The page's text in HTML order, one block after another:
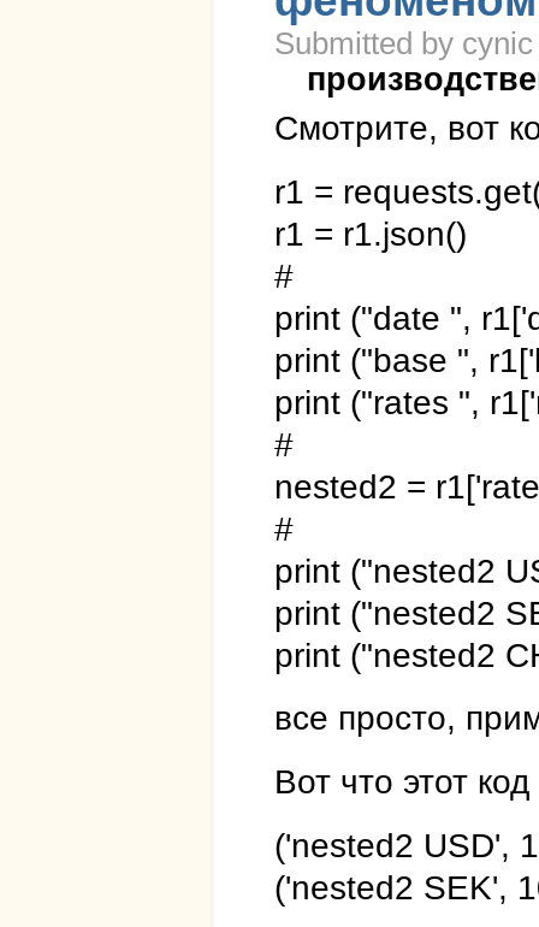
Submitted by
Смотрите, вот
r1 =
r1 = r1.json()
#
print ("date ",
print ("base ",
print ("rates ",
#
nested2 =
#
print ("nested2
print ("nested2
print ("nested2
все просто,
Вот что этот
('nested2 USD',
('nested2 SEK',